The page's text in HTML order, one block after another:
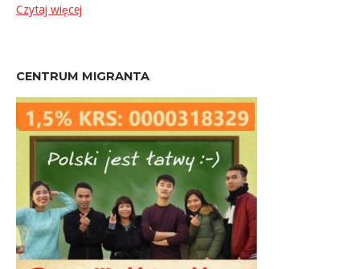
Czytaj więcej
CENTRUM MIGRANTA